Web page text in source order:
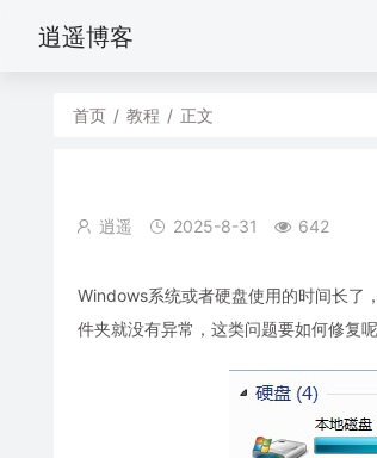
逍遥博客
首页 / 教程 / 正文
逍遥 2025-8-31 642
Windows系统或者硬盘使用的时间长了
件夹就没有异常，这类问题要如何修复